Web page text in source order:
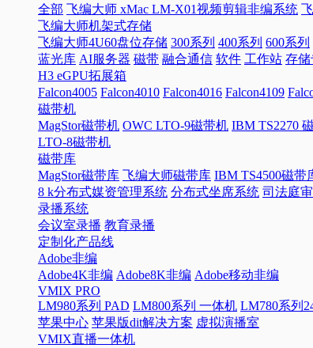
全部 飞编大师 xMac LM-X01视频剪辑非编系统
飞编大师机架式存储
飞编大师4U60盘位存储 300系列 400系列 600系列
蓝光库 AI服务器 磁带 融合通信 软件 工作站 存储
H3 eGPU拓展箱
Falcon4005 Falcon4010 Falcon4016 Falcon4109
磁带机
MagStor磁带机 OWC LTO-9磁带机 IBM TS2270
LTO-8磁带机
磁带库
MagStor磁带库 飞编大师磁带库 IBM TS4500磁带
8 k分布式媒资管理系统 分布式坐席系统 司法庭审
录播系统
会议室录播 教育录播
定制化产品线
Adobe非编
Adobe4K非编 Adobe8K非编 Adobe移动非编
VMIX PRO
LM980系列 PAD LM800系列 一体机 LM780系列
苹果中心 苹果版dit解决方案 虚拟演播室
VMIX直播一体机